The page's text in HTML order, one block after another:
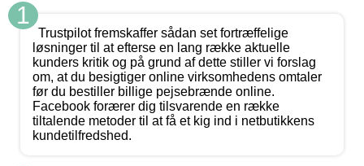
1
Trustpilot fremskaffer sådan set fortræffelige
løsninger til at efterse en lang række aktuelle
kunders kritik og på grund af dette stiller vi forslag
om, at du besigtiger online virksomhedens omtaler
før du bestiller billige pejsebrænde online.
Facebook forærer dig tilsvarende en række
tiltalende metoder til at få et kig ind i netbutikkens
kundetilfredshed.